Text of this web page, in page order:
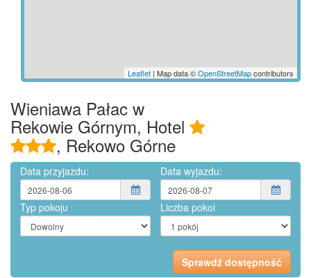
Leaflet | Map data ©OpenStreetMapcontributors
Wieniawa Pałac w
Rekowie Górnym, Hotel
, Rekowo Górne
Data przyjazdu: Data wyjazdu:
Typ pokoju Liczba pokoi